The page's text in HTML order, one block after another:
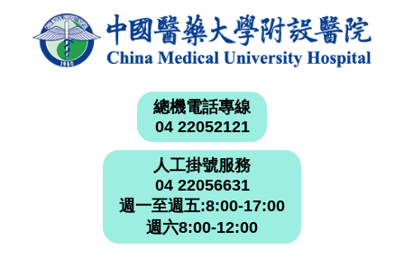
總機電話專線
04 22052121
人工掛號服務
04 22056631
週一至週五:8:00-17:00
週六8:00-12:00